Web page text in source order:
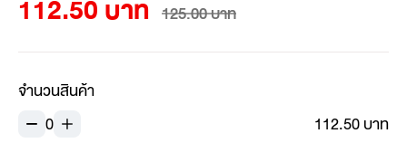
112.50 บาท 125.00 บาท
จำนวนสินค้า
0
112.50 บาท